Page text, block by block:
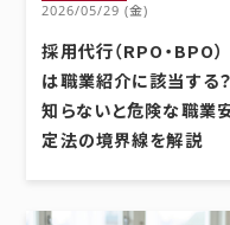
2026/05/29 (金)
採用代行（RPO・BPO）
は職業紹介に該当する？
知らないと危険な職業
定法の境界線を解説